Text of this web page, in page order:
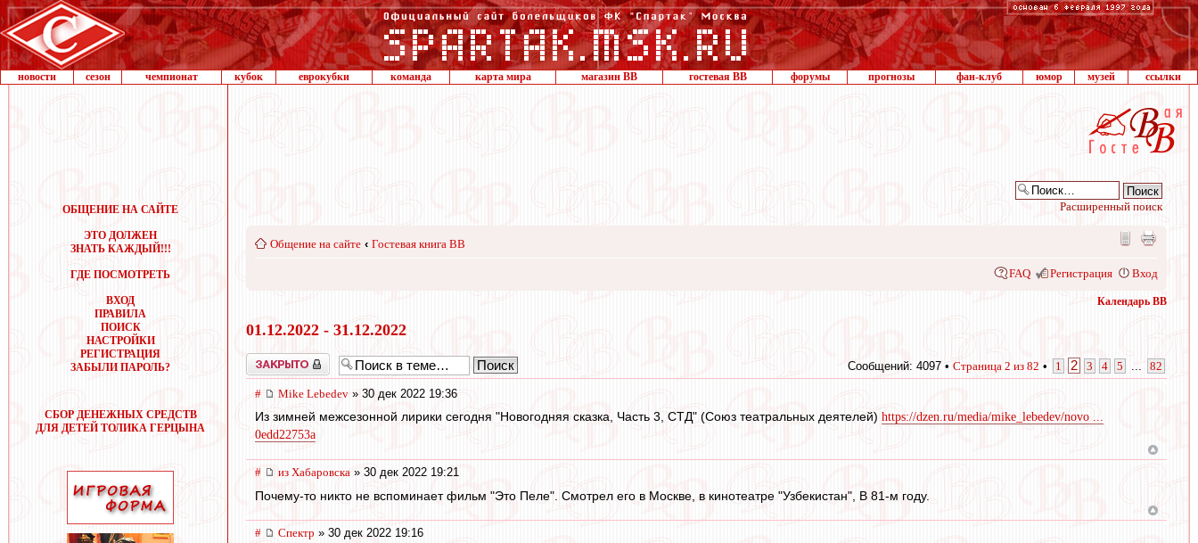
новости сезон чемпионат кубок еврокубки команда карта мира магазин ВВ гостевая ВВ форумы прогнозы фан-клуб юмор музей ссылки
ОБЩЕНИЕ НА САЙТЕ
ЭТО ДОЛЖЕН
ЗНАТЬ КАЖДЫЙ!!!
ГДЕ ПОСМОТРЕТЬ
ВХОД
ПРАВИЛА
ПОИСК
НАСТРОЙКИ
РЕГИСТРАЦИЯ
ЗАБЫЛИ ПАРОЛЬ?
СБОР ДЕНЕЖНЫХ СРЕДСТВ
ДЛЯ ДЕТЕЙ ТОЛИКА ГЕРЦЫНА
Расширенный поиск
Общение на сайте ‹ Гостевая книга ВВ
FAQ Регистрация Вход
Календарь ВВ
01.12.2022 - 31.12.2022
Закрыто Сообщений: 4097 • Страница 2 из 82 • 1 2 3 4 5 82
# Mike Lebedev » 30 дек 2022 19:36
Из зимней межсезонной лирики сегодня "Новогодняя сказка, Часть 3, СТД" (Союз театральных деятелей) https://dzen.ru/media/mike_lebedev/novo ...
0edd22753a
# из Хабаровска » 30 дек 2022 19:21
Почему-то никто не вспоминает фильм "Это Пеле". Смотрел его в Москве, в кинотеатре "Узбекистан", В 81-м году.
# Спектр » 30 дек 2022 19:16